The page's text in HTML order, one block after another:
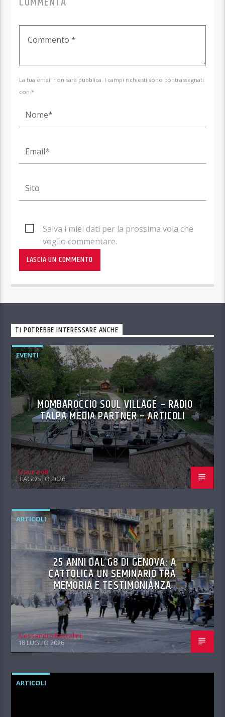
La tua email non sarà pubblica. I campi richiesti sono contrassegnati
con *
Salva i miei dati per la prossima vola che
voglio commentare.
TI POTREBBE INTERESSARE ANCHE
EVENTI
MOMBAROCCIO SOUL VILLAGE – RADIO
TALPA MEDIA PARTNER – ARTICOLI
MaurizioB
3 AGOSTO 2026
ARTICOLI
25 ANNI DAL G8 DI GENOVA: A
CATTOLICA UN SEMINARIO TRA
MEMORIA E TESTIMONIANZA
Alessandro Boccalini
18 LUGLIO 2026
ARTICOLI